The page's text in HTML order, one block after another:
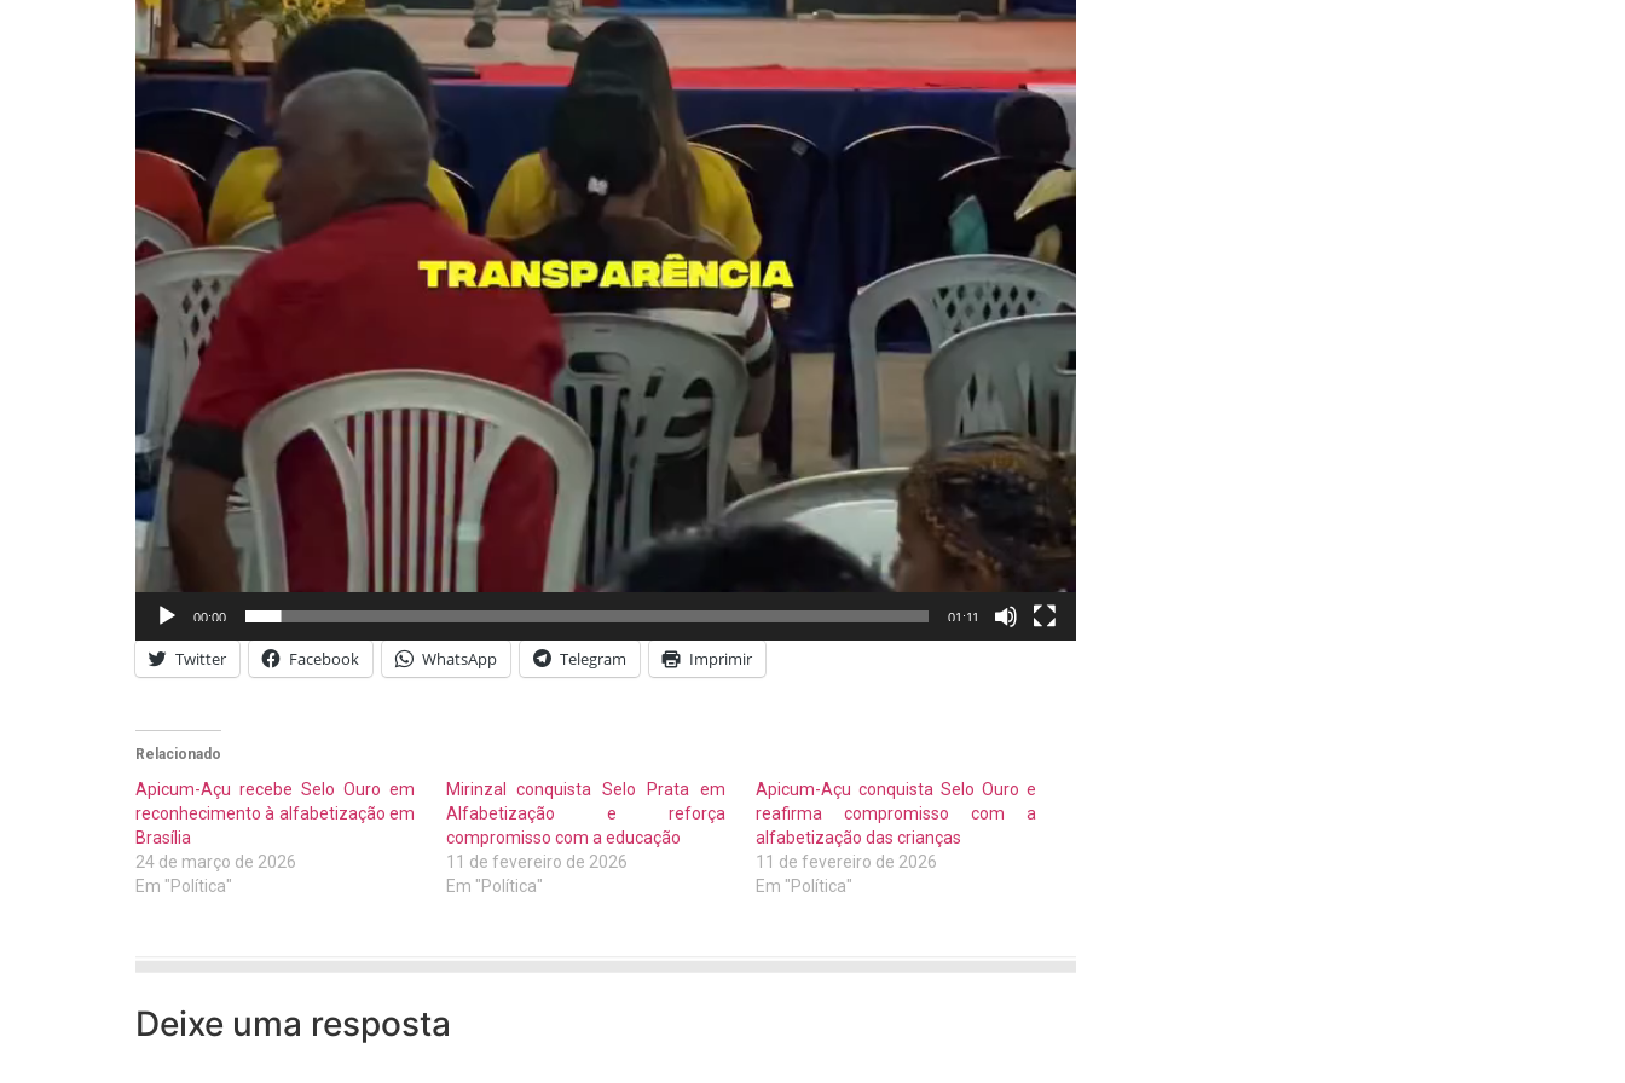
00:00 01:11
Twitter Facebook WhatsApp Telegram Imprimir
Relacionado
Apicum-Açu recebe Selo Ouro em
reconhecimento à alfabetização em
Brasília
24 de março de 2026
Em "Política"
Mirinzal conquista Selo Prata em
Alfabetização e reforça
compromisso com a educação
11 de fevereiro de 2026
Em "Política"
Apicum-Açu conquista Selo Ouro e
reafirma compromisso com a
alfabetização das crianças
11 de fevereiro de 2026
Em "Política"
Deixe uma resposta